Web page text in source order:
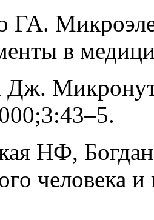
ГА.
в
Дж.
НФ,
человека